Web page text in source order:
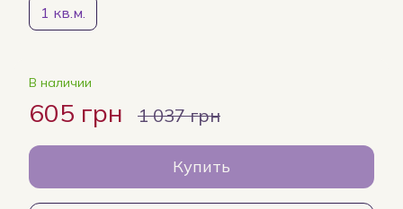
1 кв.м.
В наличии
605 грн 1 037 грн
Купить